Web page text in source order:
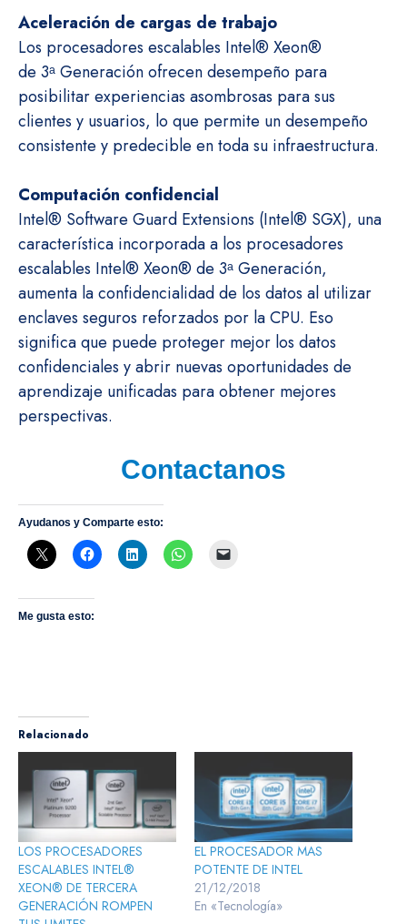
Aceleración de cargas de trabajo
Los procesadores escalables Intel® Xeon®
de 3ᵃ Generación ofrecen desempeño para
posibilitar experiencias asombrosas para sus
clientes y usuarios, lo que permite un desempeño
consistente y predecible en toda su infraestructura.
Computación confidencial
Intel® Software Guard Extensions (Intel® SGX), una
característica incorporada a los procesadores
escalables Intel® Xeon® de 3ᵃ Generación,
aumenta la confidencialidad de los datos al utilizar
enclaves seguros reforzados por la CPU. Eso
significa que puede proteger mejor los datos
confidenciales y abrir nuevas oportunidades de
aprendizaje unificadas para obtener mejores
perspectivas.
Contactanos
Ayudanos y Comparte esto:
Me gusta esto:
Relacionado
LOS PROCESADORES
ESCALABLES INTEL®
XEON® DE TERCERA
GENERACIÓN ROMPEN
EL PROCESADOR MAS
POTENTE DE INTEL
21/12/2018
En «Tecnología»